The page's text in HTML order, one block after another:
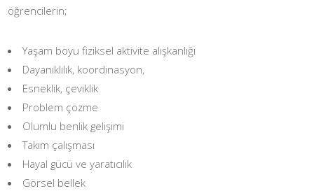
öğrencilerin;
Yaşam boyu fiziksel aktivite alışkanlığı
Dayanıklılık, koordinasyon,
Esneklik, çeviklik
Problem çözme
Olumlu benlik gelişimi
Takım çalışması
Hayal gücü ve yaratıcılık
Görsel bellek